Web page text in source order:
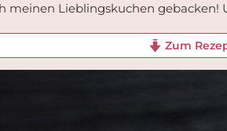
meinen Lieblingskuchen gebacken!
Zum